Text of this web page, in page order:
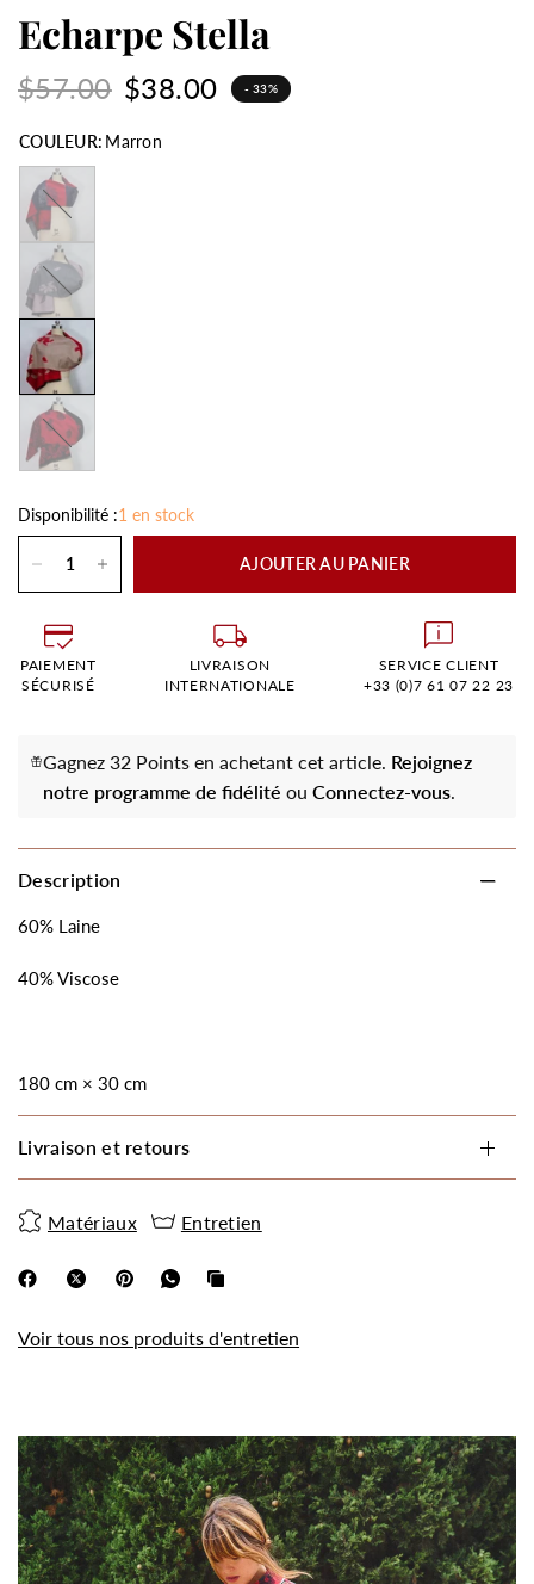
Echarpe Stella
$57.00 $38.00 - 33%
COULEUR: Marron
Rouge
Rose
Noir
Disponibilité :1 en stock
AJOUTER AU PANIER
PAIEMENT
SÉCURISÉ
LIVRAISON
INTERNATIONALE
SERVICE CLIENT
+33 (0)7 61 07 22 23
Gagnez 32 Points en achetant cet article. Rejoignez
notre programme de fidélité ouConnectez-vous.
Description
60% Laine
40% Viscose
180 cm × 30 cm
Livraison et retours
Matériaux Entretien
Voir tous nos produits d'entretien